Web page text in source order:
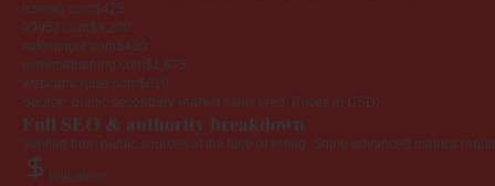
icsmag.com$425
99952.com$4,200
safesimple.com$430
extremetraining.com$1,675
webcamcruise.com$610
Source: public secondary-market sales feed. Prices in USD.
Full SEO & authority breakdown
Verified from public sources at the time of listing. Some advanced metrics
Valuation